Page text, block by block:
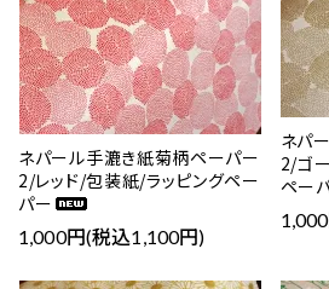
ネパール手漉き紙菊柄ペーパー
2/レッド/包装紙/ラッピングペー
パー
1,000円(税込1,100円)
ネパ
2/ゴ
ペー